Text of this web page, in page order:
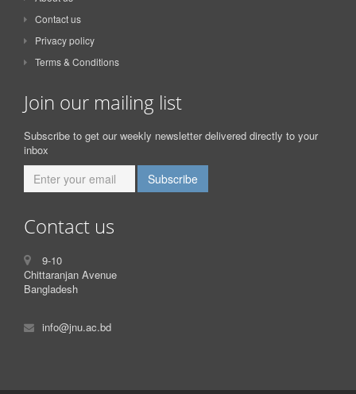
Contact us
Privacy policy
Terms & Conditions
Join our mailing list
Subscribe to get our weekly newsletter delivered directly to your
inbox
Contact us
9-10
Chittaranjan Avenue
Bangladesh
info@jnu.ac.bd